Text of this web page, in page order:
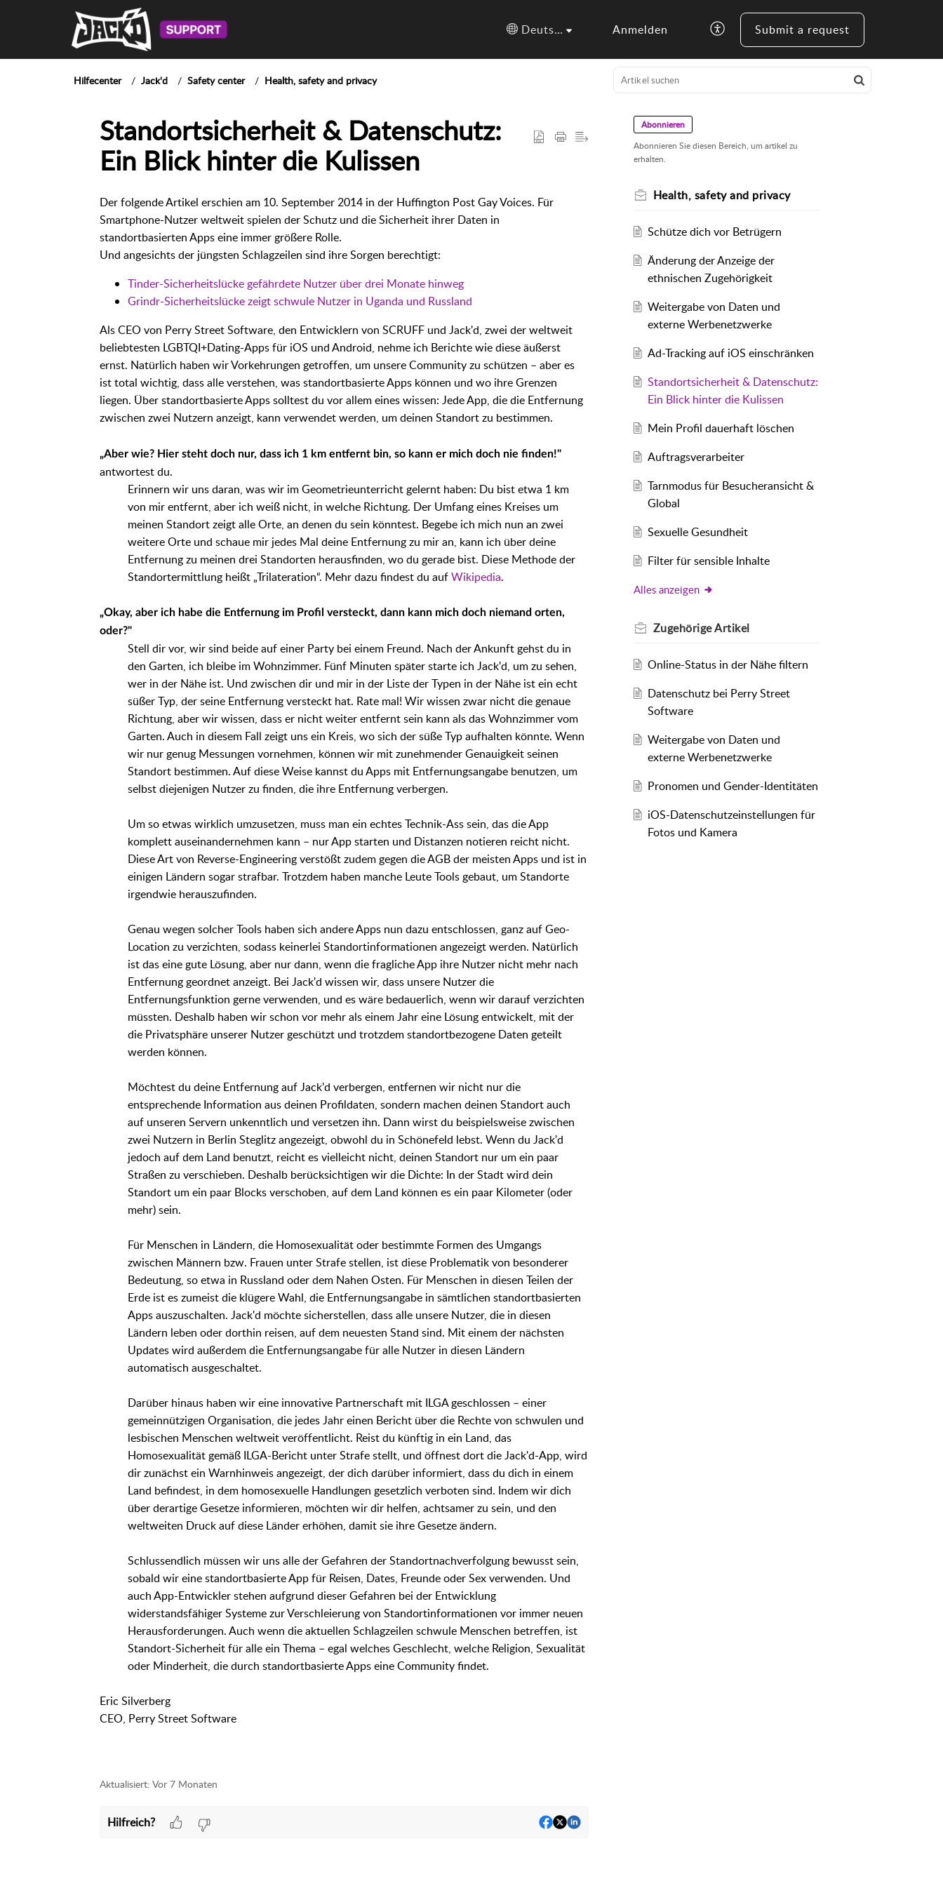
Deutsch Anmelden Submit a request
Hilfecenter Jack'd Safety center Health, safety and privacy
Standortsicherheit & Datenschutz:
Ein Blick hinter die Kulissen
Der folgende Artikel erschien am 10. September 2014 in der Huffington Post Gay Voices. Für
Smartphone-Nutzer weltweit spielen der Schutz und die Sicherheit ihrer Daten in
standortbasierten Apps eine immer größere Rolle.
Und angesichts der jüngsten Schlagzeilen sind ihre Sorgen berechtigt:
Tinder-Sicherheitslücke gefährdete Nutzer über drei Monate hinweg
Grindr-Sicherheitslücke zeigt schwule Nutzer in Uganda und Russland
Als CEO von Perry Street Software, den Entwicklern von SCRUFF und Jack'd, zwei der weltweit
beliebtesten LGBTQI+Dating-Apps für iOS und Android, nehme ich Berichte wie diese äußerst
ernst. Natürlich haben wir Vorkehrungen getroffen, um unsere Community zu schützen – aber es
ist total wichtig, dass alle verstehen, was standortbasierte Apps können und wo ihre Grenzen
liegen. Über standortbasierte Apps solltest du vor allem eines wissen: Jede App, die die Entfernung
zwischen zwei Nutzern anzeigt, kann verwendet werden, um deinen Standort zu bestimmen.
„Aber wie? Hier steht doch nur, dass ich 1 km entfernt bin, so kann er mich doch nie finden!"
antwortest du.
Erinnern wir uns daran, was wir im Geometrieunterricht gelernt haben: Du bist etwa 1 km
von mir entfernt, aber ich weiß nicht, in welche Richtung. Der Umfang eines Kreises um
meinen Standort zeigt alle Orte, an denen du sein könntest. Begebe ich mich nun an zwei
weitere Orte und schaue mir jedes Mal deine Entfernung zu mir an, kann ich über deine
Entfernung zu meinen drei Standorten herausfinden, wo du gerade bist. Diese Methode der
Standortermittlung heißt „Trilateration“. Mehr dazu findest du aufWikipedia.
„Okay, aber ich habe die Entfernung im Profil versteckt, dann kann mich doch niemand orten,
oder?"
Stell dir vor, wir sind beide auf einer Party bei einem Freund. Nach der Ankunft gehst du in
den Garten, ich bleibe im Wohnzimmer. Fünf Minuten später starte ich Jack'd, um zu sehen,
wer in der Nähe ist. Und zwischen dir und mir in der Liste der Typen in der Nähe ist ein echt
süßer Typ, der seine Entfernung versteckt hat. Rate mal! Wir wissen zwar nicht die genaue
Richtung, aber wir wissen, dass er nicht weiter entfernt sein kann als das Wohnzimmer vom
Garten. Auch in diesem Fall zeigt uns ein Kreis, wo sich der süße Typ aufhalten könnte. Wenn
wir nur genug Messungen vornehmen, können wir mit zunehmender Genauigkeit seinen
Standort bestimmen. Auf diese Weise kannst du Apps mit Entfernungsangabe benutzen, um
selbst diejenigen Nutzer zu finden, die ihre Entfernung verbergen.
Um so etwas wirklich umzusetzen, muss man ein echtes Technik-Ass sein, das die App
komplett auseinandernehmen kann – nur App starten und Distanzen notieren reicht nicht.
Diese Art von Reverse-Engineering verstößt zudem gegen die AGB der meisten Apps und ist in
einigen Ländern sogar strafbar. Trotzdem haben manche Leute Tools gebaut, um Standorte
irgendwie herauszufinden.
Genau wegen solcher Tools haben sich andere Apps nun dazu entschlossen, ganz auf Geo-
Location zu verzichten, sodass keinerlei Standortinformationen angezeigt werden. Natürlich
ist das eine gute Lösung, aber nur dann, wenn die fragliche App ihre Nutzer nicht mehr nach
Entfernung geordnet anzeigt. Bei Jack'd wissen wir, dass unsere Nutzer die
Entfernungsfunktion gerne verwenden, und es wäre bedauerlich, wenn wir darauf verzichten
müssten. Deshalb haben wir schon vor mehr als einem Jahr eine Lösung entwickelt, mit der
die Privatsphäre unserer Nutzer geschützt und trotzdem standortbezogene Daten geteilt
werden können.
Möchtest du deine Entfernung auf Jack'd verbergen, entfernen wir nicht nur die
entsprechende Information aus deinen Profildaten, sondern machen deinen Standort auch
auf unseren Servern unkenntlich und versetzen ihn. Dann wirst du beispielsweise zwischen
zwei Nutzern in Berlin Steglitz angezeigt, obwohl du in Schönefeld lebst. Wenn du Jack'd
jedoch auf dem Land benutzt, reicht es vielleicht nicht, deinen Standort nur um ein paar
Straßen zu verschieben. Deshalb berücksichtigen wir die Dichte: In der Stadt wird dein
Standort um ein paar Blocks verschoben, auf dem Land können es ein paar Kilometer (oder
mehr) sein.
Für Menschen in Ländern, die Homosexualität oder bestimmte Formen des Umgangs
zwischen Männern bzw. Frauen unter Strafe stellen, ist diese Problematik von besonderer
Bedeutung, so etwa in Russland oder dem Nahen Osten. Für Menschen in diesen Teilen der
Erde ist es zumeist die klügere Wahl, die Entfernungsangabe in sämtlichen standortbasierten
Apps auszuschalten. Jack'd möchte sicherstellen, dass alle unsere Nutzer, die in diesen
Ländern leben oder dorthin reisen, auf dem neuesten Stand sind. Mit einem der nächsten
Updates wird außerdem die Entfernungsangabe für alle Nutzer in diesen Ländern
automatisch ausgeschaltet.
Darüber hinaus haben wir eine innovative Partnerschaft mit ILGA geschlossen – einer
gemeinnützigen Organisation, die jedes Jahr einen Bericht über die Rechte von schwulen und
lesbischen Menschen weltweit veröffentlicht. Reist du künftig in ein Land, das
Homosexualität gemäß ILGA-Bericht unter Strafe stellt, und öffnest dort die Jack'd-App, wird
dir zunächst ein Warnhinweis angezeigt, der dich darüber informiert, dass du dich in einem
Land befindest, in dem homosexuelle Handlungen gesetzlich verboten sind. Indem wir dich
über derartige Gesetze informieren, möchten wir dir helfen, achtsamer zu sein, und den
weltweiten Druck auf diese Länder erhöhen, damit sie ihre Gesetze ändern.
Schlussendlich müssen wir uns alle der Gefahren der Standortnachverfolgung bewusst sein,
sobald wir eine standortbasierte App für Reisen, Dates, Freunde oder Sex verwenden. Und
auch App-Entwickler stehen aufgrund dieser Gefahren bei der Entwicklung
widerstandsfähiger Systeme zur Verschleierung von Standortinformationen vor immer neuen
Herausforderungen. Auch wenn die aktuellen Schlagzeilen schwule Menschen betreffen, ist
Standort-Sicherheit für alle ein Thema – egal welches Geschlecht, welche Religion, Sexualität
oder Minderheit, die durch standortbasierte Apps eine Community findet.
Eric Silverberg
CEO, Perry Street Software
Aktualisiert: Vor 7 Monaten
Hilfreich?
Abonnieren
Abonnieren Sie diesen Bereich, um artikel zu
erhalten.
Health, safety and privacy
Schütze dich vor Betrügern
Änderung der Anzeige der
ethnischen Zugehörigkeit
Weitergabe von Daten und
externe Werbenetzwerke
Ad-Tracking auf iOS einschränken
Standortsicherheit & Datenschutz:
Ein Blick hinter die Kulissen
Mein Profil dauerhaft löschen
Auftragsverarbeiter
Tarnmodus für Besucheransicht &
Global
Sexuelle Gesundheit
Filter für sensible Inhalte
Alles anzeigen
ZugehörigeArtikel
Online-Status in der Nähe filtern
Datenschutz bei Perry Street
Software
Weitergabe von Daten und
externe Werbenetzwerke
Pronomen und Gender-Identitäten
iOS-Datenschutzeinstellungen für
Fotos und Kamera